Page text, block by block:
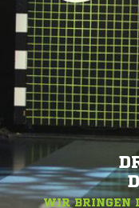
WIR BRINGEN